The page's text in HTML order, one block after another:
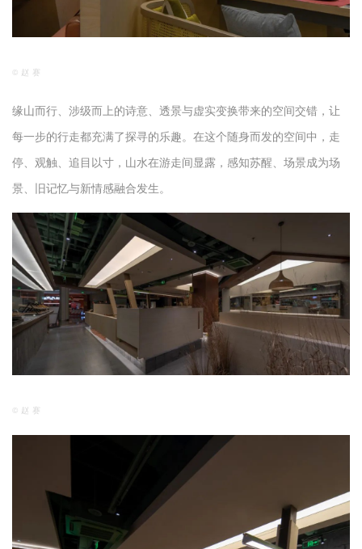
© 赵 赛
缘山而行、涉级而上的诗意、透景与虚实变换带来的空间交错，让
每一步的行走都充满了探寻的乐趣。在这个随身而发的空间中，走
停、观触、追目以寸，山水在游走间显露，感知苏醒、场景成为场
景、旧记忆与新情感融合发生。
© 赵 赛